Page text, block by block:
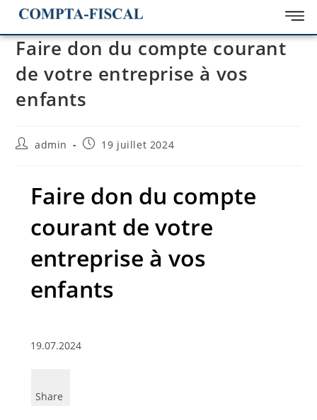
Faire don du compte courant
de votre entreprise à vos
enfants
admin 19 juillet 2024
Faire don du compte
courant de votre
entreprise à vos
enfants
19.07.2024
Share